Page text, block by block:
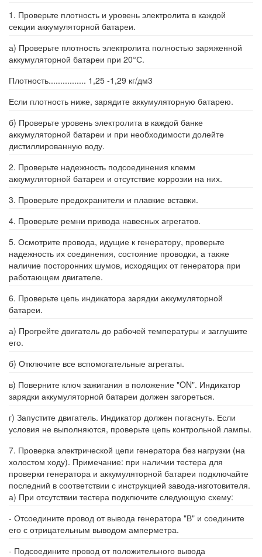
1. Проверьте плотность и уровень электролита в каждой
секции аккумуляторной батареи.
а) Проверьте плотность электролита полностью заряженной
аккумуляторной батареи при 20°С.
Плотность................ 1,25 -1,29 кг/дм3
Если плотность ниже, зарядите аккумуляторную батарею.
б) Проверьте уровень электролита в каждой банке
аккумуляторной батареи и при необходимости долейте
дистиллированную воду.
2. Проверьте надежность подсоединения клемм
аккумуляторной батареи и отсутствие коррозии на них.
3. Проверьте предохранители и плавкие вставки.
4. Проверьте ремни привода навесных агрегатов.
5. Осмотрите провода, идущие к генератору, проверьте
надежность их соединения, состояние проводки, а также
наличие посторонних шумов, исходящих от генератора при
работающем двигателе.
6. Проверьте цепь индикатора зарядки аккумуляторной
батареи.
а) Прогрейте двигатель до рабочей температуры и заглушите
его.
б) Отключите все вспомогательные агрегаты.
в) Поверните ключ зажигания в положение "ON". Индикатор
зарядки аккумуляторной батареи должен загореться.
г) Запустите двигатель. Индикатор должен погаснуть. Если
условия не выполняются, проверьте цепь контрольной лампы.
7. Проверка электрической цепи генератора без нагрузки (на
холостом ходу). Примечание: при наличии тестера для
проверки генератора и аккумуляторной батареи подключайте
последний в соответствии с инструкцией завода-изготовителя.
а) При отсутствии тестера подключите следующую схему:
- Отсоедините провод от вывода генератора "В" и соедините
его с отрицательным выводом амперметра.
- Подсоедините провод от положительного вывода